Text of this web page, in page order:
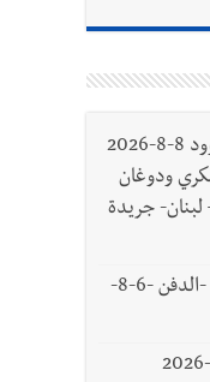
وفاة الحاجة وداد علي الحاج داوود 8-8-2026
ودوغان
لبنان- جريدة
وفاة الحاجة رقية محمد حمودة -الدفن -6-8-
وفاة مصطفى محمد موسى 3-8-2026